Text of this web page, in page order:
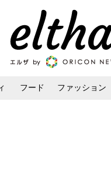
フード ファッション